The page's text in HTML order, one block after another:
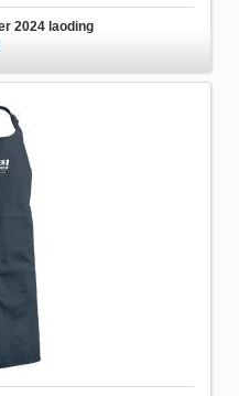
2024 laoding